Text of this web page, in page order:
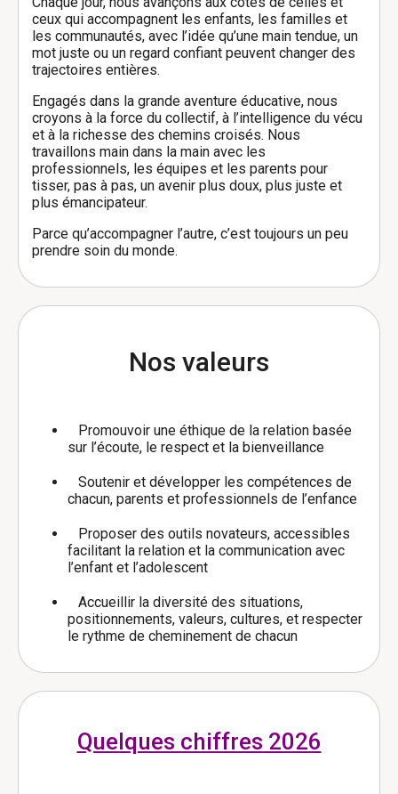
ceux qui accompagnent les enfants, les familles et
les communautés, avec l’idée qu’une main tendue, un
mot juste ou un regard confiant peuvent changer des
trajectoires entières.
Engagés dans la grande aventure éducative, nous
croyons à la force du collectif, à l’intelligence du vécu
et à la richesse des chemins croisés. Nous
travaillons main dans la main avec les
professionnels, les équipes et les parents pour
tisser, pas à pas, un avenir plus doux, plus juste et
plus émancipateur.
Parce qu’accompagner l’autre, c’est toujours un peu
prendre soin du monde.
Nos valeurs
Promouvoir une éthique de la relation basée
sur l’écoute, le respect et la bienveillance
Soutenir et développer les compétences de
chacun, parents et professionnels de l’enfance
Proposer des outils novateurs, accessibles
facilitant la relation et la communication avec
l’enfant et l’adolescent
Accueillir la diversité des situations,
positionnements, valeurs, cultures, et respecter
le rythme de cheminement de chacun
Quelques chiffres 2026